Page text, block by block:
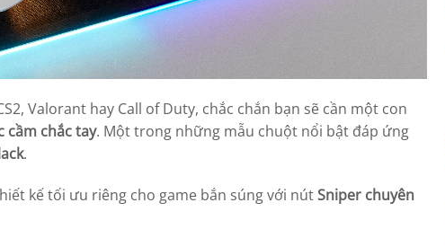
Valorant hay Call of Duty, chắc chắn bạn sẽ cần một con
cầm chắc tay. Một trong những mẫu chuột nổi bật đáp ứng
.
kế tối ưu riêng cho game bắn súng với nútSniper chuyên